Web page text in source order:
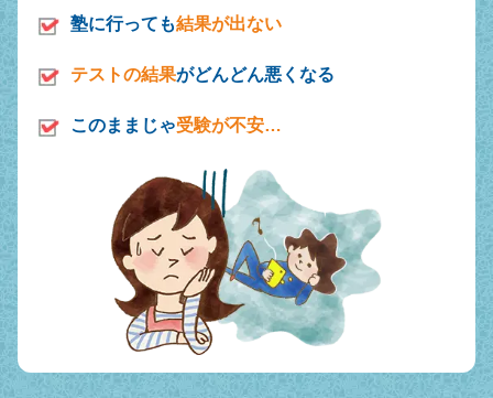
塾に行っても結果が出ない
テストの結果がどんどん悪くなる
このままじゃ受験が不安…